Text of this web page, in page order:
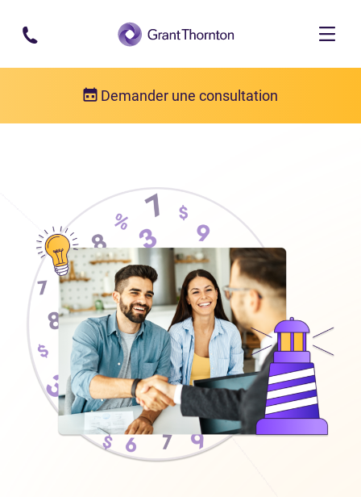
Passer au contenu principal
Demander une consultation